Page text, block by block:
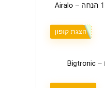
קופון עם 15% הנחה – Airalo
הצגת קופון
משלוח חינם – Bigtronic